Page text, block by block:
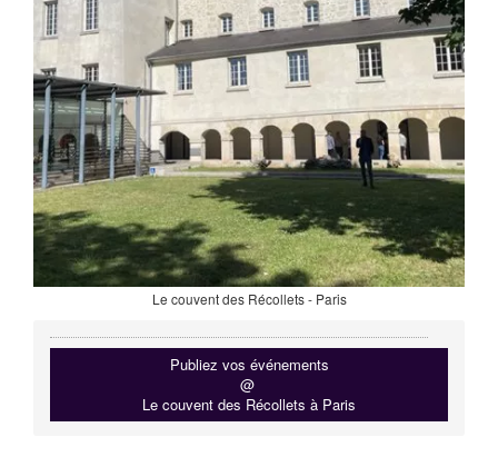
Le couvent des Récollets - Paris
Publiez vos événements
@
Le couvent des Récollets à Paris